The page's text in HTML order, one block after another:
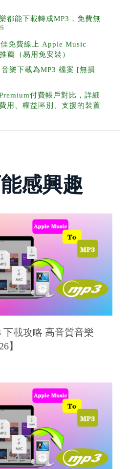
都能下載轉成MP3，免費無
免費線上 Apple Music
薦（易用免安裝）
樂下載為MP3 檔案 [無損
付費帳戶對比，詳細
用、權益區別、支援的裝置
感興趣
下載攻略 高音質音樂
】